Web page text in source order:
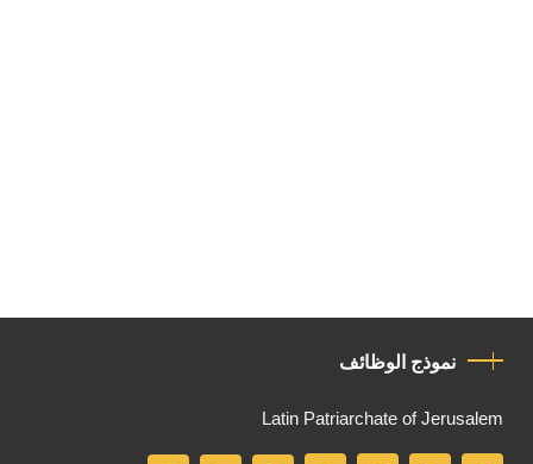
نموذج الوظائف
Latin Patriarchate of Jerusalem